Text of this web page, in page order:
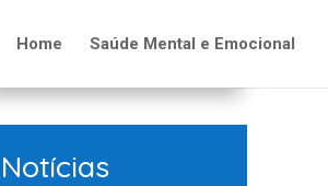
Home Saúde Mental e Emocional
Notícias